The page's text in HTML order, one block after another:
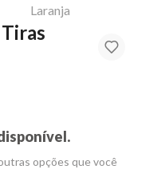
opções que você